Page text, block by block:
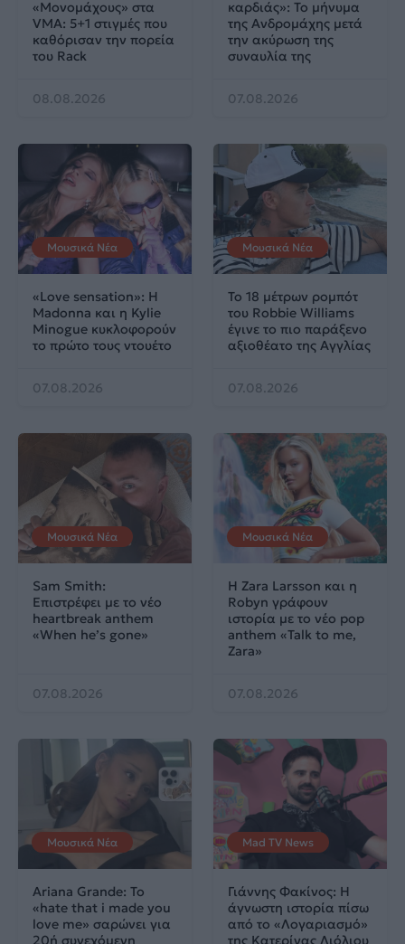
«Μονομάχους» στα
VMA: 5+1 στιγμές που
καθόρισαν την πορεία
του Rack
08.08.2026
καρδιάς»: Το μήνυμα
της Ανδρομάχης μετά
την ακύρωση της
συναυλία της
07.08.2026
Μουσικά Νέα
«Love sensation»: Η
Madonna και η Kylie
Minogue κυκλοφορούν
το πρώτο τους ντουέτο
07.08.2026
Μουσικά Νέα
Το 18 μέτρων ρομπότ
του Robbie Williams
έγινε το πιο παράξενο
αξιοθέατο της Αγγλίας
07.08.2026
Μουσικά Νέα
Sam Smith:
Επιστρέφει με το νέο
heartbreak anthem
«When he’s gone»
07.08.2026
Μουσικά Νέα
Η Zara Larsson και η
Robyn γράφουν
ιστορία με το νέο pop
anthem «Talk to me,
Zara»
07.08.2026
Μουσικά Νέα
Ariana Grande: Το
«hate that i made you
love me» σαρώνει για
20ή συνεχόμενη
Mad TV News
Γιάννης Φακίνος: Η
άγνωστη ιστορία πίσω
από το «Λογαριασμό»
της Κατερίνας Λιόλιου